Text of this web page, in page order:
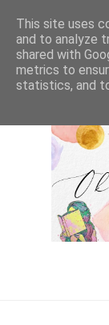
This site uses
and to analyze
shared with
metrics to
statistics, and